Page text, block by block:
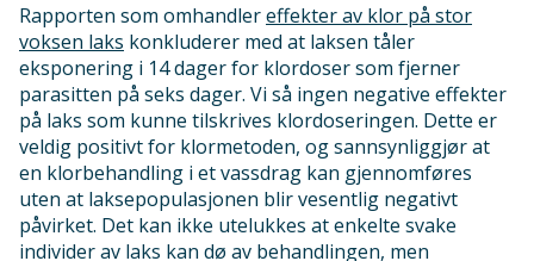
Rapporten som omhandlereffekter av klor på stor
voksen laks konkluderer med at laksen tåler
eksponering i 14 dager for klordoser som fjerner
parasitten på seks dager. Vi så ingen negative effekter
på laks som kunne tilskrives klordoseringen. Dette er
veldig positivt for klormetoden, og sannsynliggjør at
en klorbehandling i et vassdrag kan gjennomføres
uten at laksepopulasjonen blir vesentlig negativt
påvirket. Det kan ikke utelukkes at enkelte svake
individer av laks kan dø av behandlingen, men